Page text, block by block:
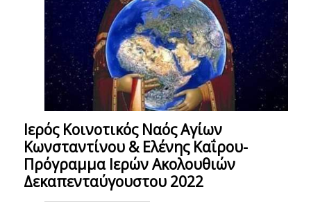
Ιερός Κοινοτικός Ναός Αγίων
Κωνσταντίνου & Ελένης Καΐρου-
Πρόγραμμα Ιερών Ακολουθιών
Δεκαπενταύγουστου 2022